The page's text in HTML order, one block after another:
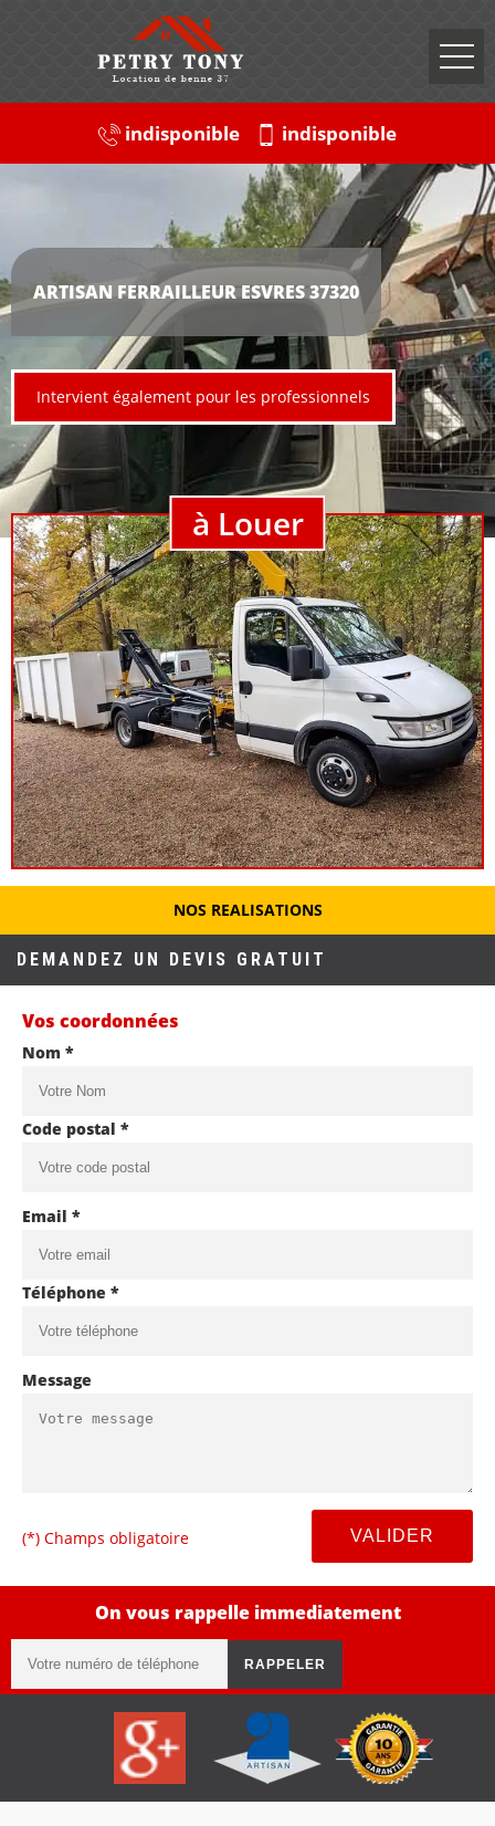
indisponible indisponible
ARTISAN FERRAILLEUR ESVRES 37320
Intervient également pour les professionnels
à Louer
NOS REALISATIONS
DEMANDEZ UN DEVIS GRATUIT
Vos coordonnées
Nom *
Code postal *
Email *
Téléphone *
Message
(*) Champs obligatoire
On vous rappelle immediatement